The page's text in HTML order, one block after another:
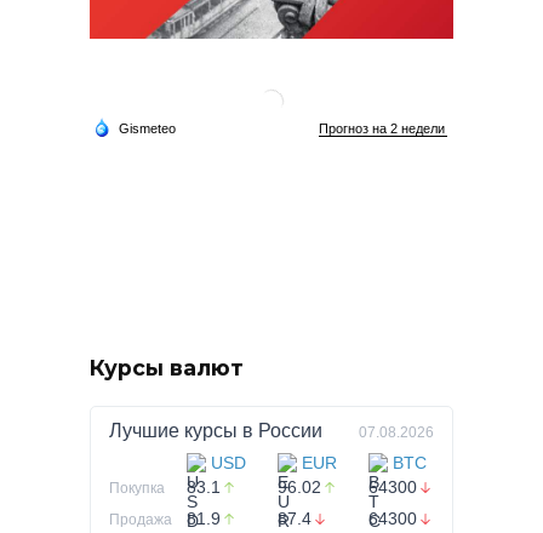
Курсы валют
Лучшие курсы в России 07.08.2026
USD EUR BTC
Покупка 83.1 96.02 64300
Продажа 81.9 87.4 64300